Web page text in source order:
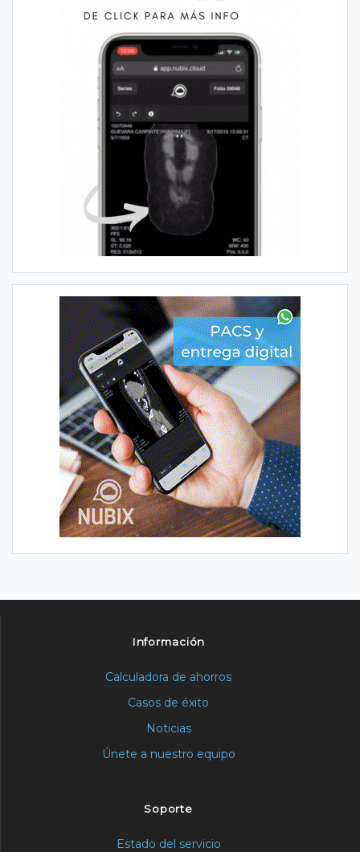
Información
Calculadora de ahorros
Casos de éxito
Noticias
Únete a nuestro equipo
Soporte
Estado del servicio